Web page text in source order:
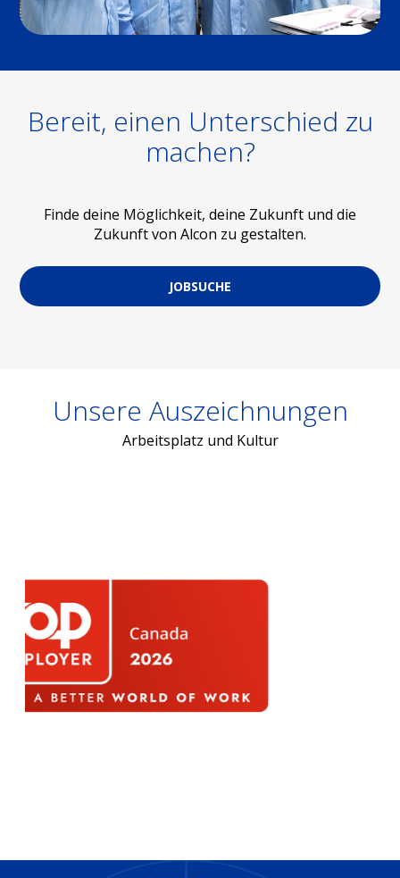
Bereit, einen Unterschied zu
machen?
Finde deine Möglichkeit, deine Zukunft und die
Zukunft von Alcon zu gestalten.
JOBSUCHE
Unsere Auszeichnungen
Arbeitsplatz und Kultur